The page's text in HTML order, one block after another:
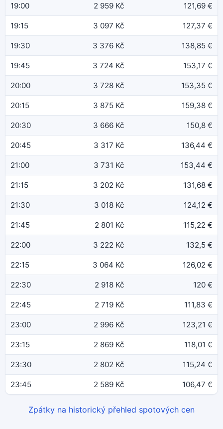
19:00 2 959 Kč 121,69 €
19:15 3 097 Kč 127,37 €
19:30 3 376 Kč 138,85 €
19:45 3 724 Kč 153,17 €
20:00 3 728 Kč 153,35 €
20:15 3 875 Kč 159,38 €
20:30 3 666 Kč 150,8 €
20:45 3 317 Kč 136,44 €
21:00 3 731 Kč 153,44 €
21:15 3 202 Kč 131,68 €
21:30 3 018 Kč 124,12 €
21:45 2 801 Kč 115,22 €
22:00 3 222 Kč 132,5 €
22:15 3 064 Kč 126,02 €
22:30 2 918 Kč 120 €
22:45 2 719 Kč 111,83 €
23:00 2 996 Kč 123,21 €
23:15 2 869 Kč 118,01 €
23:30 2 802 Kč 115,24 €
23:45 2 589 Kč 106,47 €
Zpátky na historický přehled spotových cen